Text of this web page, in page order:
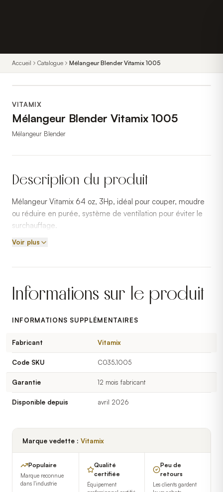
Accueil Catalogue Mélangeur Blender Vitamix 1005
VITAMIX
Mélangeur Blender Vitamix 1005
Mélangeur Blender
Description du produit
Mélangeur Vitamix 64 oz, 3Hp, idéal pour couper, moudre
ou réduire en purée, système de ventilation pour éviter le
surchauffage.
Voir plus
Informations sur le produit
INFORMATIONS SUPPLÉMENTAIRES
Fabricant Vitamix
Code SKU C035.1005
Garantie 12 mois fabricant
Disponible depuis avril 2026
Marque vedette : Vitamix
Populaire
Marque reconnue
dans l'industrie
Qualité
certifiée
Équipement
Peu de
retours
Les clients gardent